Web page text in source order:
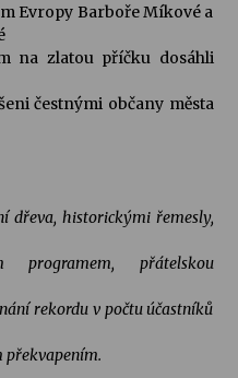
Evropy Barboře Míkové a
na zlatou příčku dosáhli
čestnými občany města
dřeva, historickými řemesly,
přátelskou
rekordu v počtu účastníků
překvapením.